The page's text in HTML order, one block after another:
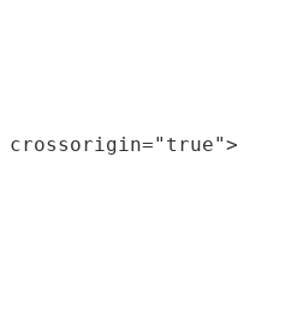
crossorigin="true">